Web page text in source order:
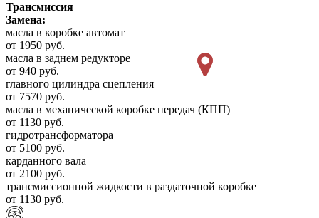
Трансмиссия
Замена:
масла в коробке автомат
от 1950 руб.
масла в заднем редукторе
от 940 руб.
главного цилиндра сцепления
от 7570 руб.
масла в механической коробке передач (КПП)
от 1130 руб.
гидротрансформатора
от 5100 руб.
карданного вала
от 2100 руб.
трансмиссионной жидкости в раздаточной коробке
от 1130 руб.